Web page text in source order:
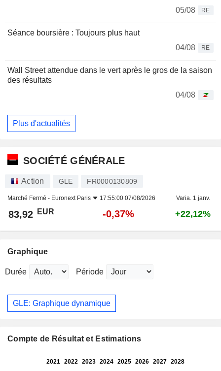
05/08
RE
Séance boursière : Toujours plus haut
04/08
RE
Wall Street attendue dans le vert après le gros de la saison
des résultats
04/08
Plus d'actualités
SOCIÉTÉ GÉNÉRALE
Action GLE FR0000130809
Marché Fermé - Euronext Paris 17:55:00 07/08/2026 Varia. 1 janv.
83,92 EUR -0,37% +22,12%
Graphique
Durée Période
GLE: Graphique dynamique
Compte de Résultat et Estimations